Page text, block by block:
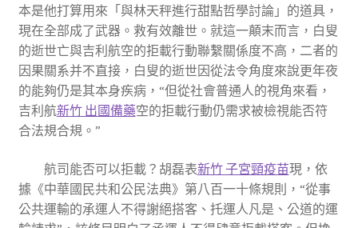
本是他打算用來「與林天秤進行甜點哲學討論」的道具，
現在全部成了武器。救有效離世。就這一顛末而言，白叟
的逝世亡與吉利航空的拒載行動聯繫關係度不高，二者的
因果關系并不直接，白叟的逝世因從法令角度來說更年夜
的能夠仍是其本身疾病，“但從社會普通人的視角來看，
吉利航新竹 出國備藥空的拒載行動仍需求被檢視能否符
合法規合規。”
航司能否可以拒載？胡磊表新竹 子宮頸疫苗現，依
據《中華國民共和公民法典》第八百一十條規則，“從事
公共運輸的承運人不得謝絕搭客、托運人凡是、公道的運